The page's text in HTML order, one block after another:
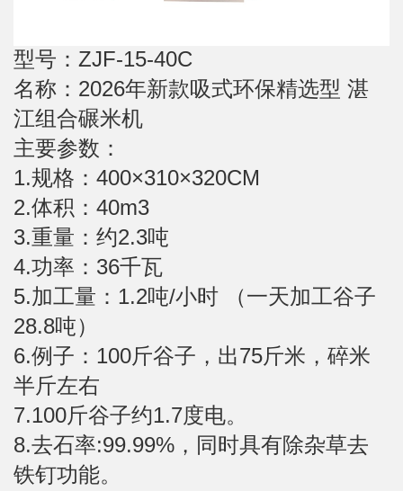
型号：ZJF-15-40C
名称：2026年新款吸式环保精选型 湛
江组合碾米机
主要参数：
1.规格：400×310×320CM
2.体积：40m3
3.重量：约2.3吨
4.功率：36千瓦
5.加工量：1.2吨/小时 （一天加工谷子
28.8吨）
6.例子：100斤谷子，出75斤米，碎米
半斤左右
7.100斤谷子约1.7度电。
8.去石率:99.99%，同时具有除杂草去
铁钉功能。